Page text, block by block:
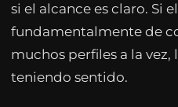
si el alcance es claro. Si
fundamentalmente de
muchos perfiles a la vez,
teniendo sentido.